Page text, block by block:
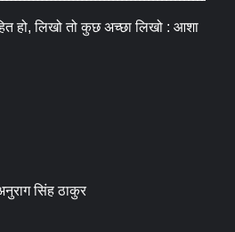
हो, लिखो तो कुछ अच्छा लिखो : आशा
सिंह ठाकुर